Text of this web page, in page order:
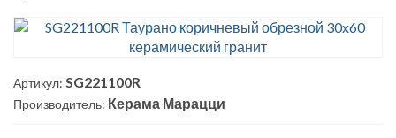
Артикул: SG221100R
Производитель: Керама Марацци